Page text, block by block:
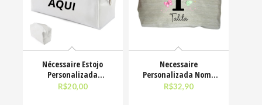
Nécessaire Estojo
Personalizada
Poliéster Branca G
R$20,00
Necessaire
Personalizada Nome
Alfabeto Floral
R$32,90